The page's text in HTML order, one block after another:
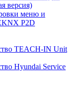
версия)
меню и
P2D
TEACH-IN Unit
Hyundai Service